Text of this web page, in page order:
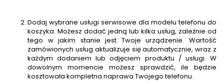
Dodaj wybrane usługi serwisowe dla modelu telefonu do
koszyka. Możesz dodać jedną lub kilka usług, zależnie od
tego w jakim stanie jest Twoje urządzenie. Wartość
zamówionych usług aktualizuje się automatycznie, wraz z
każdym dodaniem lub odjęciem produktu / usługi. W
dowolnym momencie możesz sprawdzić, ile będzie
kosztowała kompletna naprawa Twojego telefonu.